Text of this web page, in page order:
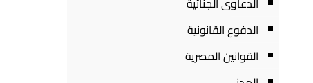
الدفوع القانونية
القوانين المصرية